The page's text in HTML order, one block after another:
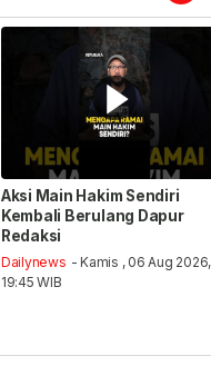
Aksi Main Hakim Sendiri
Kembali Berulang Dapur
Redaksi
Dailynews - Kamis , 06 Aug 2026,
19:45 WIB